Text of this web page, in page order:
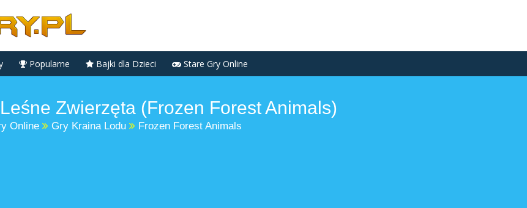
Popularne Bajki dla Dzieci Stare Gry Online
Zwierzęta (Frozen Forest Animals)
Online Gry Kraina Lodu Frozen Forest Animals